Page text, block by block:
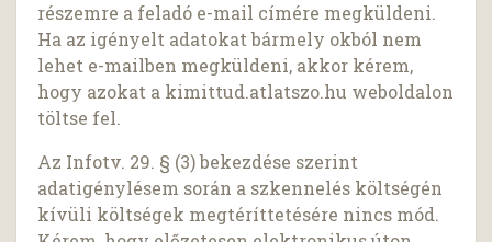
részemre a feladó e-mail címére megküldeni.
Ha az igényelt adatokat bármely okból nem
lehet e-mailben megküldeni, akkor kérem,
hogy azokat a kimittud.atlatszo.hu weboldalon
töltse fel.
Az Infotv. 29. § (3) bekezdése szerint
adatigénylésem során a szkennelés költségén
kívüli költségek megtéríttetésére nincs mód.